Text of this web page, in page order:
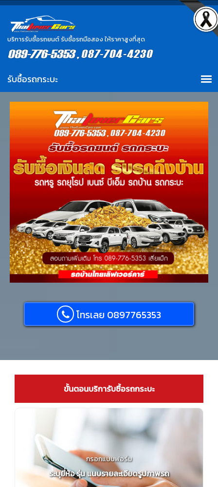
บริการรับซื้อรถยนต์ รับซื้อรถมือสอง ให้ราคาสูงที่สุด
โทรเลย 0897765353
ขั้นตอนบริการับซื้อรถกระบะ
กรอกแบบฟอร์ม
ระบุยี่ห้อ รุ่น แนบรายละเอียดรูปภาพรถ